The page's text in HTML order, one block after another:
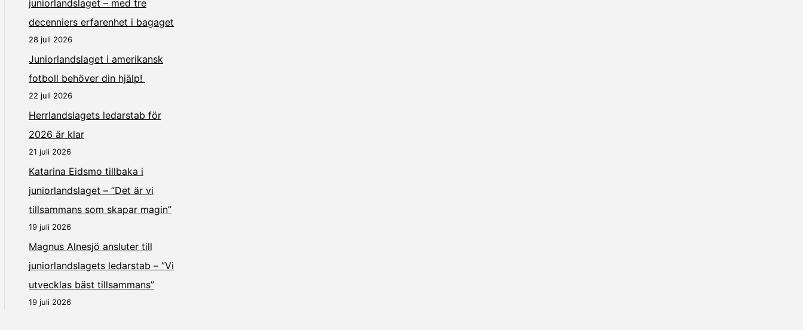
juniorlandslaget – med tre
decenniers erfarenhet i bagaget
28 juli 2026
Juniorlandslaget i amerikansk
fotboll behöver din hjälp!
22 juli 2026
Herrlandslagets ledarstab för
2026 är klar
21 juli 2026
Katarina Eidsmo tillbaka i
juniorlandslaget – ”Det är vi
tillsammans som skapar magin”
19 juli 2026
Magnus Alnesjö ansluter till
juniorlandslagets ledarstab – ”Vi
utvecklas bäst tillsammans”
19 juli 2026